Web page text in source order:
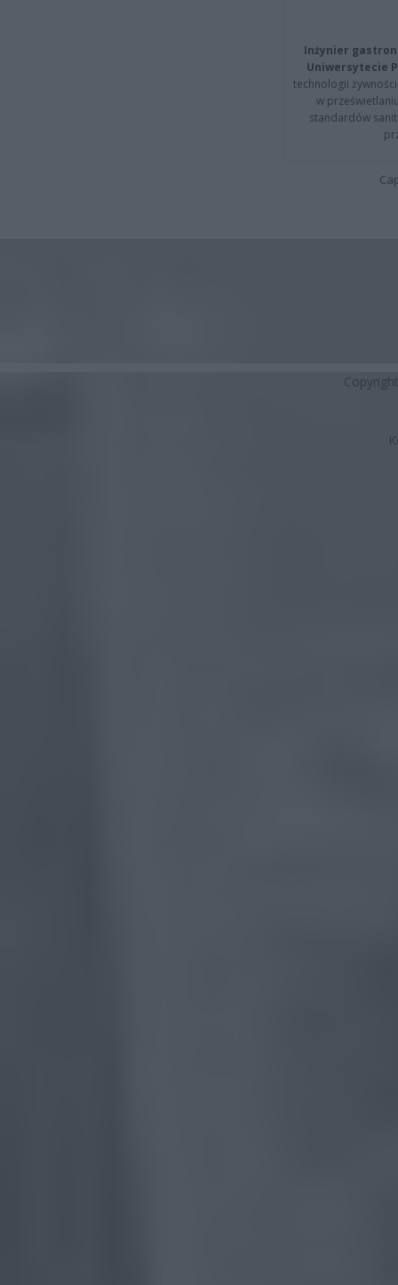
Inżynier
Uniwersytecie
technologii
w
standardów